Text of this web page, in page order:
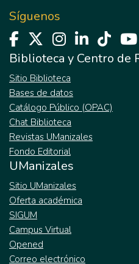
Síguenos
Biblioteca y Centro de
Sitio Biblioteca
Bases de datos
Catálogo Público (OPAC)
Chat Biblioteca
Revistas UManizales
Fondo Editorial
UManizales
Sitio UManizales
Oferta académica
SIGUM
Campus Virtual
Opened
Correo electrónico